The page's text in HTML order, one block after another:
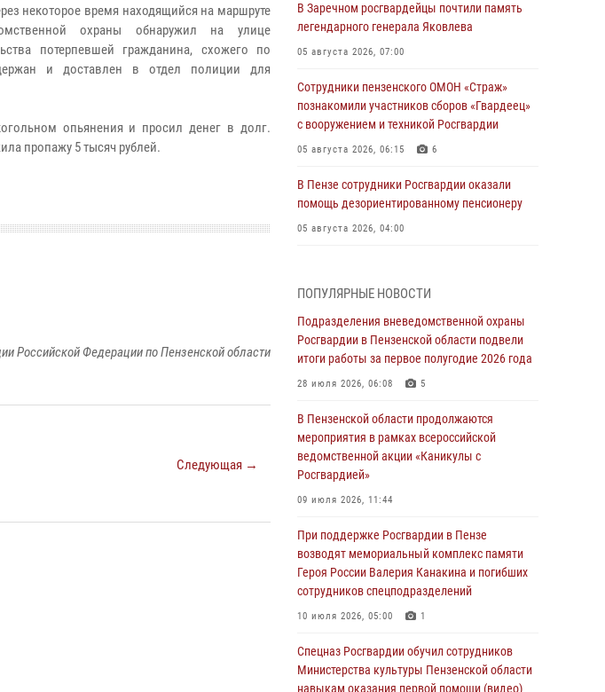
некоторое время находящийся на маршруте
охраны обнаружил на улице
потерпевшей гражданина, схожего по
и доставлен в отдел полиции для
опьянения и просил денег в долг.
пропажу 5 тысяч рублей.
Российской Федерации по Пензенской области
Следующая →
В Заречном росгвардейцы почтили память
легендарного генерала Яковлева
05 августа 2026, 07:00
Сотрудники пензенского ОМОН «Страж»
познакомили участников сборов «Гвардеец»
с вооружением и техникой Росгвардии
05 августа 2026, 06:15 6
В Пензе сотрудники Росгвардии оказали
помощь дезориентированному пенсионеру
05 августа 2026, 04:00
маскировавшейся под реабилитационный
центр (видео)
04 августа 2026, 07:05 4 1
В Управлении Росгвардии по Пензенской
полугодие 2026 года
04 августа 2026, 06:08
Росгвардия обеспечила безопасность
праздничных мероприятий в День ВДВ в
03 августа 2026, 07:14 1
В Пензе сотрудники Росгвардии задержали
мужчину, который криками и нецензурной
бранью напугал жильцов многоквартирного
03 августа 2026, 05:59
ПОПУЛЯРНЫЕ НОВОСТИ
Подразделения вневедомственной охраны
Росгвардии в Пензенской области подвели
итоги работы за первое полугодие 2026 года
28 июля 2026, 06:08 5
В Пензенской области продолжаются
мероприятия в рамках всероссийской
ведомственной акции «Каникулы с
Росгвардией»
09 июля 2026, 11:44
При поддержке Росгвардии в Пензе
возводят мемориальный комплекс памяти
Героя России Валерия Канакина и погибших
сотрудников спецподразделений
10 июля 2026, 05:00 1
Спецназ Росгвардии обучил сотрудников
Министерства культуры Пензенской области
навыкам оказания первой помощи (видео)